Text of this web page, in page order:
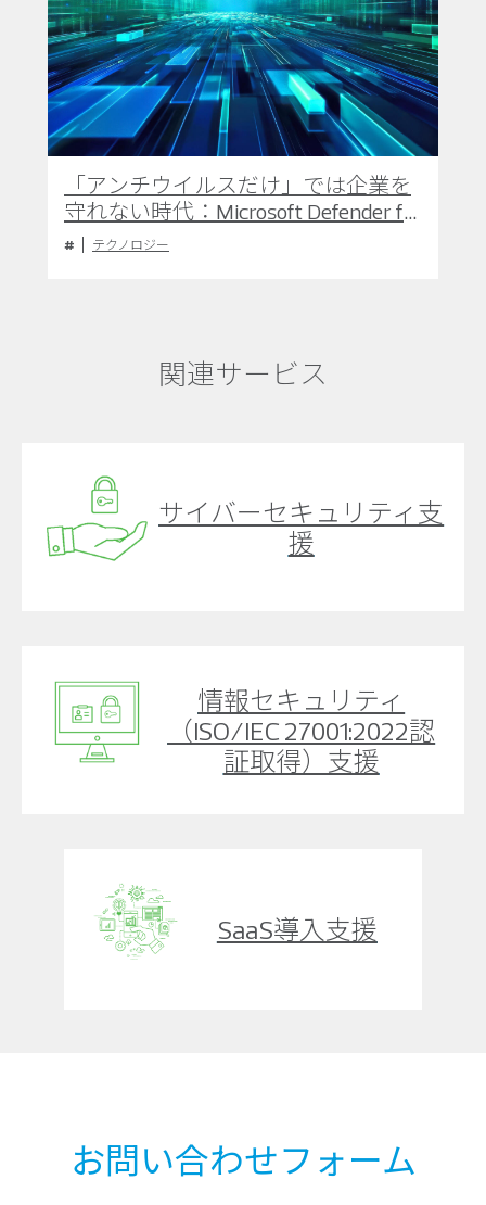
「アンチウイルスだけ」では企業を
守れない時代：Microsoft Defender for
Endpointが選ばれる理由と導入戦略
テクノロジー
関連サービス
サイバーセキュリティ支
援
情報セキュリティ
（ISO/IEC 27001:2022認
証取得）支援
SaaS導入支援
お問い合わせフォーム